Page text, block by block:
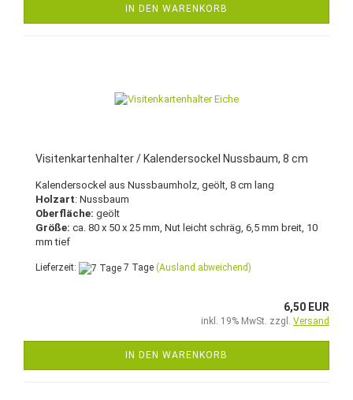
IN DEN WARENKORB
Visitenkartenhalter / Kalendersockel Nussbaum, 8 cm
Kalendersockel aus Nussbaumholz, geölt, 8 cm lang
Holzart: Nussbaum
Oberfläche: geölt
Größe: ca. 80 x 50 x 25 mm, Nut leicht schräg, 6,5 mm breit, 10
mm tief
Lieferzeit: 7 Tage (Ausland abweichend)
6,50 EUR
inkl. 19% MwSt. zzgl. Versand
IN DEN WARENKORB